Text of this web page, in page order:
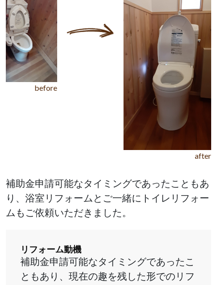
before
after
補助金申請可能なタイミングであったこともあ
り、浴室リフォームとご一緒にトイレリフォー
ムもご依頼いただきました。
リフォーム動機
補助金申請可能なタイミングであったこ
ともあり、現在の趣を残した形でのリフ